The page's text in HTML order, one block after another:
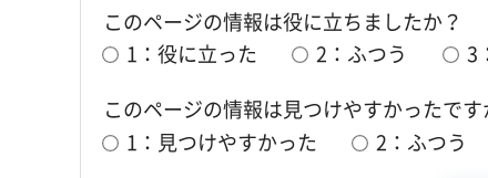
このページの情報は役に立ちましたか？
1：役に立った
2：ふつう
3
このページの情報は見つけやすかったです
1：見つけやすかった
2：ふつう